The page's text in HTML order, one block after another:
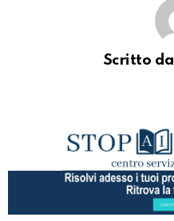
Scritto da